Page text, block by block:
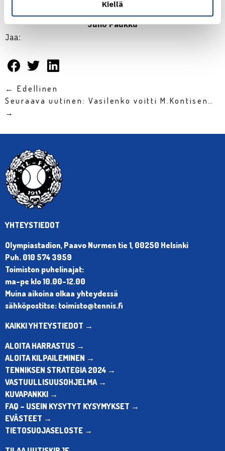
Kiellä
Juho Paukku
Jaa:
← Edellinen
Seuraava uutinen: Vasilenko voitti M.Kontisen…
→
YHTEYSTIEDOT
Olympiastadion, Paavo Nurmen tie 1, 00250 Helsinki
Puh. 010 574 3959
Toimiston puhelinajat:
ma-pe klo 10.00-12.00
Muina aikoina olkaa yhteydessä
sähköpostitse: toimisto@tennis.fi
KAIKKI YHTEYSTIEDOT →
ALOITA HARRASTUS →
ALOITA KILPAILEMINEN →
TENNIKSEN STRATEGIA 2024 →
VASTUULLISUUSOHJELMA →
KUVAPANKKI →
FAQ – USEIN KYSYTYT KYSYMYKSET →
EVÄSTEET →
TIETOSUOJASELOSTE →